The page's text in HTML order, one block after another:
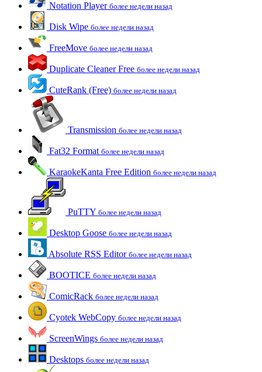
Notation Player более недели назад
Disk Wipe более недели назад
FreeMove более недели назад
Duplicate Cleaner Free более недели назад
CuteRank (Free) более недели назад
Transmission более недели назад
Fat32 Format более недели назад
KaraokeKanta Free Edition более недели назад
PuTTY более недели назад
Desktop Goose более недели назад
Absolute RSS Editor более недели назад
BOOTICE более недели назад
ComicRack более недели назад
Cyotek WebCopy более недели назад
ScreenWings более недели назад
Desktops более недели назад